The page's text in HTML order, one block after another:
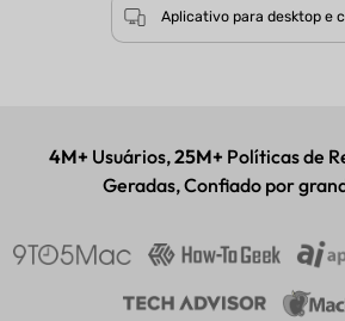
UPDF AI
Aplicativo para
4M+ Usuários,25M+ Políticas de
Geradas, Confiado por